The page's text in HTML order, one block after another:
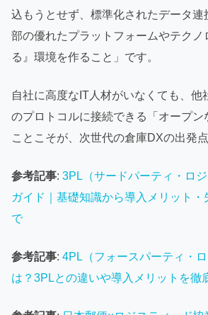
込もうとせず、標準化されたデータ連
部の優れたプラットフォームやテクノ
る』環境を作ること」です。
自社に高度なIT人材がいなくても、他
のプロトコルに接続できる「オープン
ことこそが、次世代の倉庫DXの出発点
参考記事: 3PL（サードパーティ・ロ
ガイド｜基礎知識から導入メリット・
で
参考記事: 4PL（フォースパーティ・
は？3PLとの違いや導入メリットを徹